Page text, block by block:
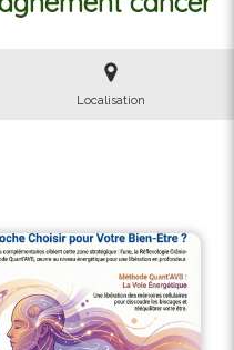
Localisation